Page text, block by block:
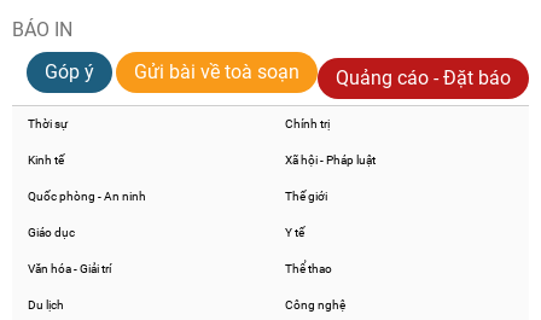
BÁO IN
Góp ý
Gửi bài về toà soạn Quảng cáo - Đặt báo
Thời sự Chính trị
Kinh tế Xã hội - Pháp luật
Quốc phòng - An ninh Thế giới
Giáo dục Y tế
Văn hóa - Giải trí Thể thao
Du lịch Công nghệ